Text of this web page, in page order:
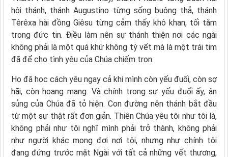
hội thánh, thánh Augustino từng sống buông thả, thánh
Têrêxa hài đồng Giêsu từng cảm thấy khô khan, tối tăm
trong đức tin. Điều làm nên sự thánh thiện nơi các ngài
không phải là một quá khứ không tỳ vết mà là một trái tim
đã để cho tình yêu của Chúa chiếm trọn.
Họ đã học cách yêu ngay cả khi mình còn yếu đuối, còn sợ
hãi, còn hoang mang. Và chính trong sự yếu đuối ấy, ân
sủng của Chúa đã tỏ hiện. Con đường nên thánh bắt đầu
từ một sự thật rất đơn giản. Thiên Chúa yêu tôi như tôi là,
không phải như tôi nghĩ mình phải trở thành, không phải
như người khác mong đợi nơi tôi, nhưng như chính tôi
đang đứng trước mặt Ngài với tất cả những vết thương,